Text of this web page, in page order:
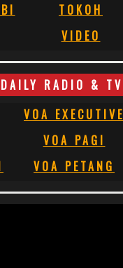
TOKOH
VIDEO
DAILY RADIO & TV
VOA EXECUTIVE
VOA PAGI
VOA PETANG